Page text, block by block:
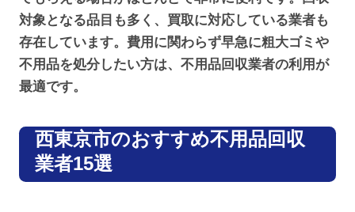
対象となる品目も多く、買取に対応している業者も
存在しています。費用に関わらず早急に粗大ゴミや
不用品を処分したい方は、不用品回収業者の利用が
最適です。
西東京市のおすすめ不用品回収
業者15選